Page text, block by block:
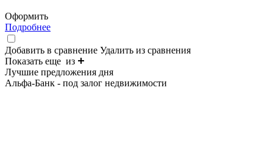
Оформить
Подробнее
Добавить в сравнение Удалить из сравнения
Показать еще из
Лучшие предложения дня
Альфа-Банк - под залог недвижимости